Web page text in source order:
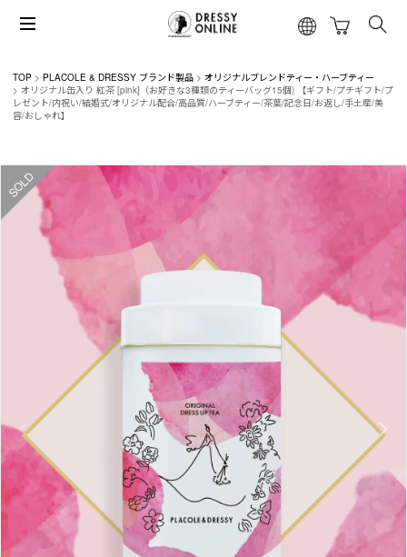
TOP PLACOLE & DRESSY ブランド製品
オリジナルブレンドティー・ハーブティー
オリジナル缶入り 紅茶 [pink]（お好きな3種類のティーバッグ15個) 【ギフト/プチギフト/プ
レゼント/内祝い/結婚式/オリジナル配合/高品質/ハーブティー/茶葉/記念日/お返し/手土産/美
容/おしゃれ】